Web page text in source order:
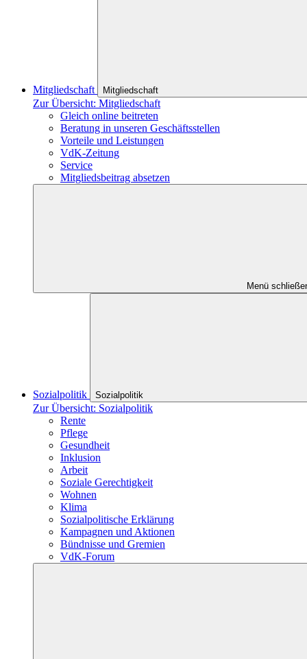
Mitgliedschaft Mitgliedschaft
Zur Übersicht: Mitgliedschaft
Gleich online beitreten
Beratung in unseren Geschäftsstellen
Vorteile und Leistungen
VdK-Zeitung
Service
Mitgliedsbeitrag absetzen
Menü
Sozialpolitik Sozialpolitik
Zur Übersicht: Sozialpolitik
Rente
Pflege
Gesundheit
Inklusion
Arbeit
Soziale Gerechtigkeit
Wohnen
Klima
Sozialpolitische Erklärung
Kampagnen und Aktionen
Bündnisse und Gremien
VdK-Forum